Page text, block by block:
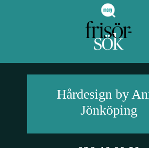
Hårdesign by
Jönköping